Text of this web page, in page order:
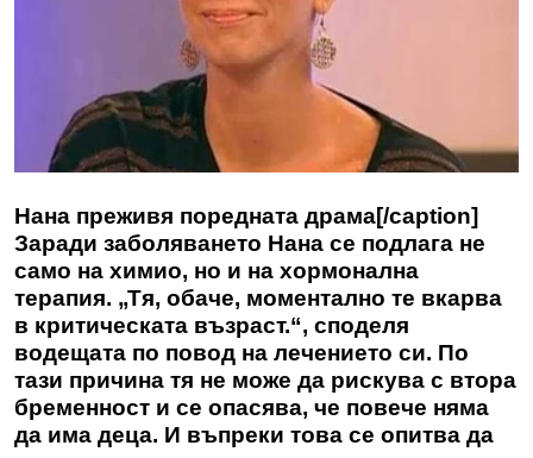
Нана преживя поредната драма[/caption]
Заради заболяването Нана се подлага не
само на химио, но и на хормонална
терапия. „Тя, обаче, моментално те вкарва
в критическата възраст.“, споделя
водещата по повод на лечението си. По
тази причина тя не може да рискува с втора
бременност и се опасява, че повече няма
да има деца. И въпреки това се опитва да